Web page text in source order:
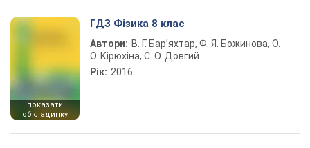
показати
обкладинку
ГДЗ Фізика 8 клас
Автори: В. Г. Бар’яхтар, Ф. Я. Божинова, О.
О. Кірюхіна, С. О. Довгий
Рік: 2016